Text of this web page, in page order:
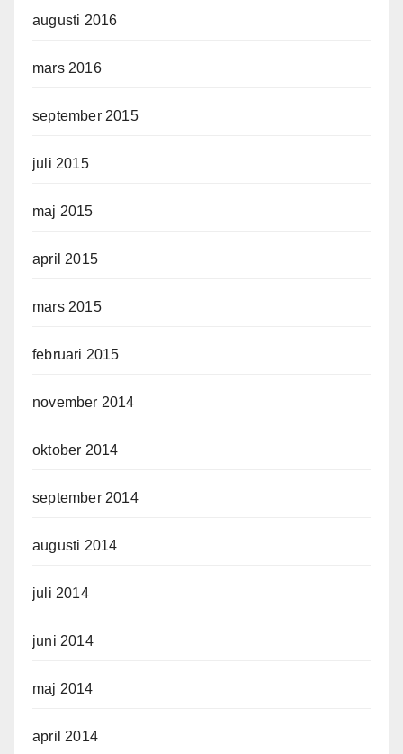
augusti 2016
mars 2016
september 2015
juli 2015
maj 2015
april 2015
mars 2015
februari 2015
november 2014
oktober 2014
september 2014
augusti 2014
juli 2014
juni 2014
maj 2014
april 2014